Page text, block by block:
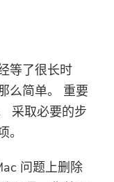
等了很长时
么简单。 重要
采取必要的步
问题上删除